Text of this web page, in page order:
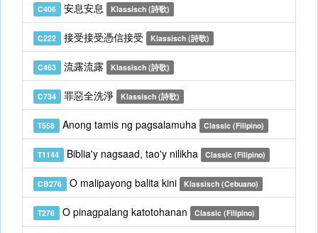
C406 安息安息 Klassisch (詩歌)
C222 接受接受憑信接受 Klassisch (詩歌)
C463 流露流露 Klassisch (詩歌)
C734 罪惡全洗淨 Klassisch (詩歌)
T558 Anong tamis ng pagsalamuha Classic (Filipino)
T1144 Biblia'y nagsaad, tao'y nilikha Classic (Filipino)
CB276 O malipayong balita kini Klassisch (Cebuano)
T276 O pinagpalang katotohanan Classic (Filipino)